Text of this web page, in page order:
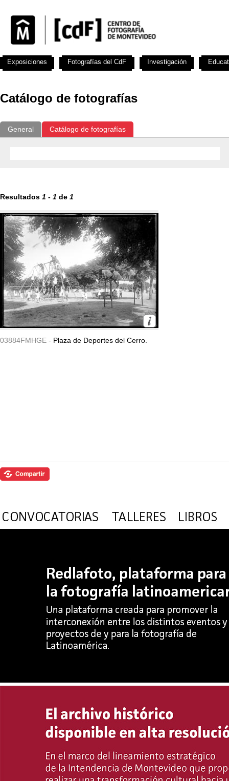
Catálogo de fotografías
General Catálogo de fotografías
Resultados 1 - 1 de 1
03884FMHGE - Plaza de Deportes del Cerro.
Exposiciones Fotografías del CdF Investigación